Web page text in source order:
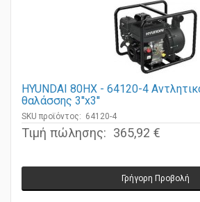
HYUNDAI 80HX - 64120-4
θαλάσσης 3''x3''
SKU προϊόντος: 64120-4
Τιμή πώλησης: 365,92 €